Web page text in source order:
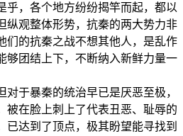
乎，各个地方纷纷揭竿而起，都以
纵观整体形势，抗秦的两大势力非
们的抗秦之战不想其他人，是乱作
够团结上下，不断纳入新鲜力量一
于暴秦的统治早已是厌恶至极，
被在脸上刺上了代表丑恶、耻辱的
已达到了顶点，极其盼望能寻找到